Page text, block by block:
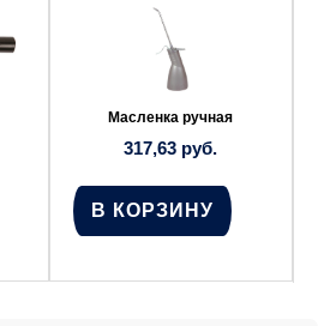
Масленка ручная
317,63 руб.
В КОРЗИНУ